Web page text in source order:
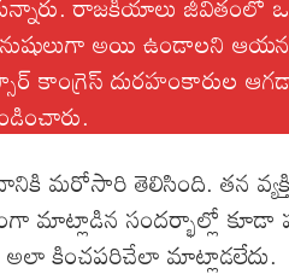
అయి ఉండాలని ఆయన
కాంగ్రెస్ దురహంకారుల
మరోసారి తెలిసింది. తన
మాట్లాడిన సందర్భాల్లో
అలా కించపరిచేలా మాట్లాడలేదు.